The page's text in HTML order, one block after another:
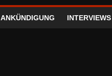
ANKÜNDIGUNG INTERVIEWS